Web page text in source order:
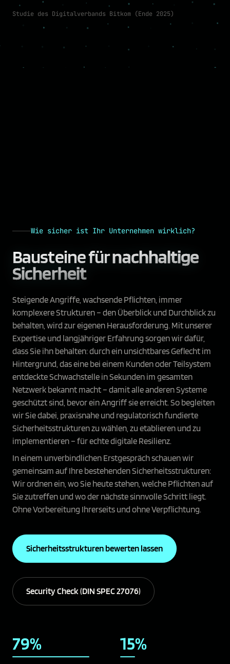
Studie des Digitalverbands Bitkom (Ende 2025)
Wie sicher ist Ihr Unternehmen wirklich?
Bausteine fürnachhaltige
Sicherheit
Steigende Angriffe, wachsende Pflichten, immer
komplexere Strukturen – den Überblick und Durchblick zu
behalten, wird zur eigenen Herausforderung. Mit unserer
Expertise und langjähriger Erfahrung sorgen wir dafür,
dass Sie ihn behalten: durch ein unsichtbares Geflecht im
Hintergrund, das eine bei einem Kunden oder Teilsystem
entdeckte Schwachstelle in Sekunden im gesamten
Netzwerk bekannt macht – damit alle anderen Systeme
geschützt sind, bevor ein Angriff sie erreicht. So begleiten
wir Sie dabei, praxisnahe und regulatorisch fundierte
Sicherheitsstrukturen zu wählen, zu etablieren und zu
implementieren – für echte digitale Resilienz.
In einem unverbindlichen Erstgespräch schauen wir
gemeinsam auf Ihre bestehenden Sicherheitsstrukturen:
Wir ordnen ein, wo Sie heute stehen, welche Pflichten auf
Sie zutreffen und wo der nächste sinnvolle Schritt liegt.
Ohne Vorbereitung Ihrerseits und ohne Verpflichtung.
Sicherheitsstrukturen bewerten lassen
Security Check (DIN SPEC 27076)
79% 15%